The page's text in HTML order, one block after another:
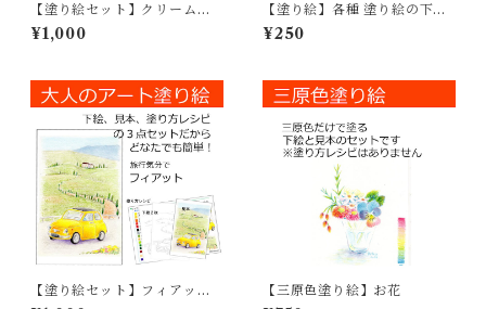
【塗り絵セット】クリームソ
ーダ
¥1,000
【塗り絵】各種 塗り絵の下絵
を1枚ずつ
¥250
【塗り絵セット】フィアット
【三原色塗り絵】お花